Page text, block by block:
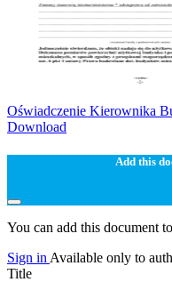
Oświadczenie Kierownika
Download
Add this
You can add this document
Sign in Available only to
Title